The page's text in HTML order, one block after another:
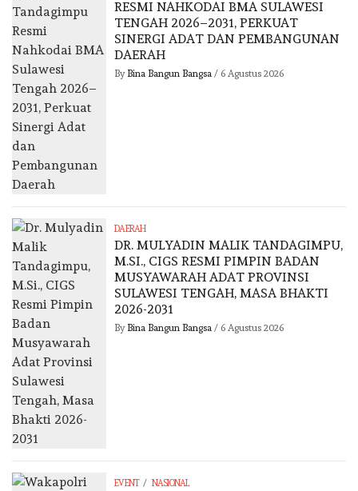
RESMI NAHKODAI BMA SULAWESI
TENGAH 2026–2031, PERKUAT
SINERGI ADAT DAN PEMBANGUNAN
DAERAH
By Bina Bangun Bangsa/ 6 Agustus 2026
DAERAH
DR. MULYADIN MALIK TANDAGIMPU,
M.SI., CIGS RESMI PIMPIN BADAN
MUSYAWARAH ADAT PROVINSI
SULAWESI TENGAH, MASA BHAKTI
2026-2031
By Bina Bangun Bangsa/ 6 Agustus 2026
EVENT / NASIONAL